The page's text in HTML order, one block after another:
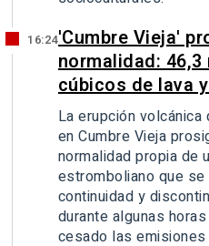
16:24'Cumbre Vieja'
normalidad:
cúbicos de lava
La erupción
en Cumbre Vieja
normalidad propia de
estromboliano que
continuidad y
durante algunas
cesado las